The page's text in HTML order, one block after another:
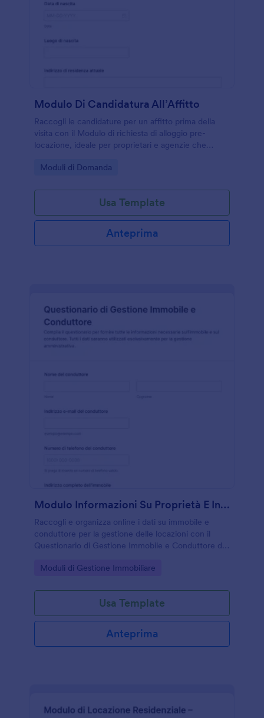
Modulo Di Candidatura All’Affitto
Raccogli le candidature per un affitto prima della
visita con il Modulo di richiesta di alloggio pre-
locazione, ideale per proprietari e agenzie che
profili in modo ordinato.
Go to Category:
Moduli di Domanda
Usa Template
Anteprima
Modulo Informazioni Su Proprietà E Inquilino
Raccogli e organizza online i dati su immobile e
conduttore per la gestione delle locazioni con il
Questionario di Gestione Immobile e Conduttore di
di immobili.
Go to Category:
Moduli di Gestione Immobiliare
Usa Template
Anteprima